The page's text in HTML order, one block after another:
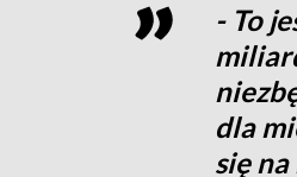
- To
dla
się